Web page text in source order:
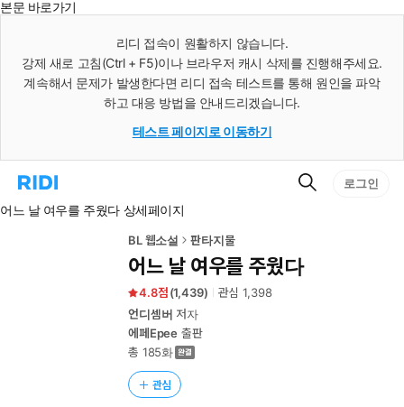
본문 바로가기
리디 접속이 원활하지 않습니다.
강제 새로 고침(Ctrl + F5)이나 브라우저 캐시 삭제를 진행해주세요.
계속해서 문제가 발생한다면 리디 접속 테스트를 통해 원인을 파악
하고 대응 방법을 안내드리겠습니다.
테스트 페이지로 이동하기
리
홈
검
로그인
어느 날 여우를 주웠다 상세페이지
BL 웹소설 판타지물
어느 날 여우를 주웠다
4.8 (1,439) 관심1,398
언디셈버 저자
에페Epee 출판
총 185화
관심